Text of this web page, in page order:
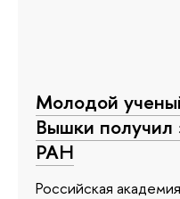
Молодой
Вышки
РАН
Российская